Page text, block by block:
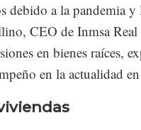
debido a la pandemia
CEO de Inmsa Real
en bienes raíces,
en la actualidad